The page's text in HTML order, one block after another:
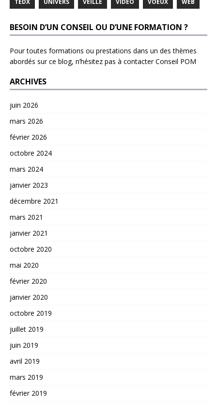
TEDX UNIVERS VEILLE VIDEO VOEUX WEB
BESOIN D’UN CONSEIL OU D’UNE FORMATION ?
Pour toutes formations ou prestations dans un des thèmes
abordés sur ce blog, n’hésitez pas à contacterConseil POM
ARCHIVES
juin 2026
mars 2026
février 2026
octobre 2024
mars 2024
janvier 2023
décembre 2021
mars 2021
janvier 2021
octobre 2020
mai 2020
février 2020
janvier 2020
octobre 2019
juillet 2019
juin 2019
avril 2019
mars 2019
février 2019